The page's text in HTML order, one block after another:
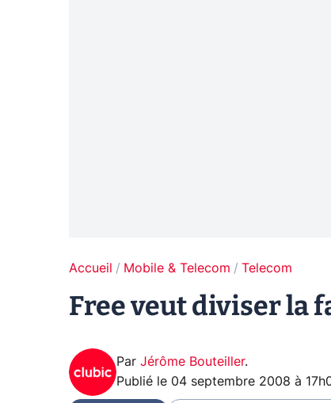
Accueil Mobile & Telecom Telecom
Free veut diviser la
Par Jérôme Bouteiller.
Publié le 04 septembre 2008 à